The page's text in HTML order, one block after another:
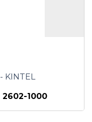
KINTEL
1000